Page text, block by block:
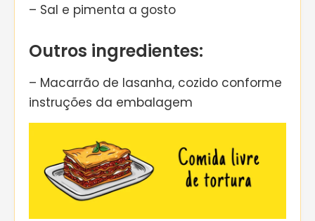
– Sal e pimenta a gosto
Outros ingredientes:
– Macarrão de lasanha, cozido conforme
instruções da embalagem